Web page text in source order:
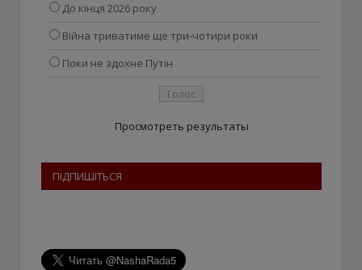
До кінця 2026 року
Війна триватиме ще три-чотири роки
Поки не здохне Путін
Просмотреть результаты
ПІДПИШІТЬСЯ